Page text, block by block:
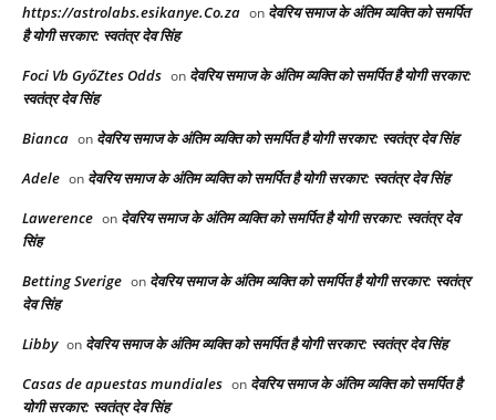
https://astrolabs.esikanye.Co.za on देवरिय समाज के अंतिम व्यक्ति को समर्पित
है योगी सरकार: स्वतंत्र देव सिंह
Foci Vb GyőZtes Odds on देवरिय समाज के अंतिम व्यक्ति को समर्पित है योगी सरकार:
स्वतंत्र देव सिंह
Bianca on देवरिय समाज के अंतिम व्यक्ति को समर्पित है योगी सरकार: स्वतंत्र देव सिंह
Adele on देवरिय समाज के अंतिम व्यक्ति को समर्पित है योगी सरकार: स्वतंत्र देव सिंह
Lawerence on देवरिय समाज के अंतिम व्यक्ति को समर्पित है योगी सरकार: स्वतंत्र देव
सिंह
Betting Sverige on देवरिय समाज के अंतिम व्यक्ति को समर्पित है योगी सरकार: स्वतंत्र
देव सिंह
Libby on देवरिय समाज के अंतिम व्यक्ति को समर्पित है योगी सरकार: स्वतंत्र देव सिंह
Casas de apuestas mundiales on देवरिय समाज के अंतिम व्यक्ति को समर्पित है
योगी सरकार: स्वतंत्र देव सिंह